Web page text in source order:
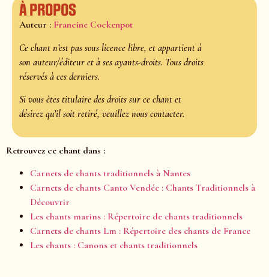
À propos
Auteur : Francine Cockenpot
Ce chant n’est pas sous licence libre, et appartient à
son auteur/éditeur et à ses ayants-droits. Tous droits
réservés à ces derniers.
Si vous êtes titulaire des droits sur ce chant et
désirez qu’il soit retiré, veuillez nous contacter.
Retrouvez ce chant dans :
Carnets de chants traditionnels à Nantes
Carnets de chants Canto Vendée : Chants Traditionnels à
Découvrir
Les chants marins : Répertoire de chants traditionnels
Carnets de chants Lm : Répertoire des chants de France
Les chants : Canons et chants traditionnels